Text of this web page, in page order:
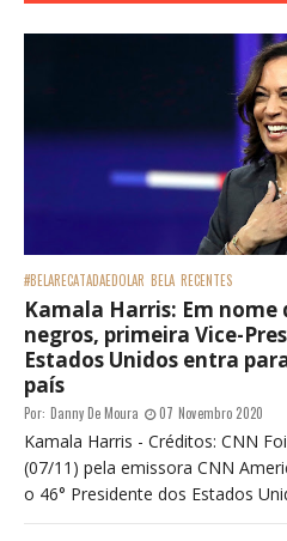
#BELARECATADAEDOLAR BELA RECENTES
Kamala Harris: Em nome
negros, primeira Vice-
Estados Unidos entra
país
Por: Danny De Moura 07 Novembro 2020
Kamala Harris - Créditos: CNN
(07/11) pela emissora CNN
o 46° Presidente dos Estados